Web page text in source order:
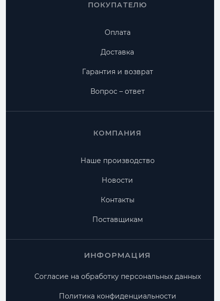
ПОКУПАТЕЛЮ
Оплата
Доставка
Гарантия и возврат
Вопрос – ответ
КОМПАНИЯ
Наше производство
Новости
Контакты
Поставщикам
ИНФОРМАЦИЯ
Согласие на обработку персональных данных
Политика конфиденциальности